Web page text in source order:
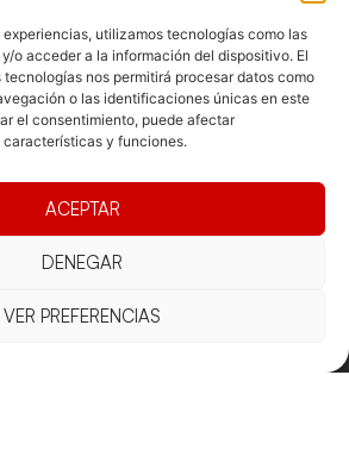
utilizamos tecnologías como las
o acceder a la información del dispositivo. El
nos permitirá procesar datos como
o las identificaciones únicas en este
el consentimiento, puede afectar
y funciones.
ACEPTAR
DENEGAR
VER PREFERENCIAS
neu
Documentacio
Funcionament
Eleccions
Contacte
16, 5ºC,
Barcelona